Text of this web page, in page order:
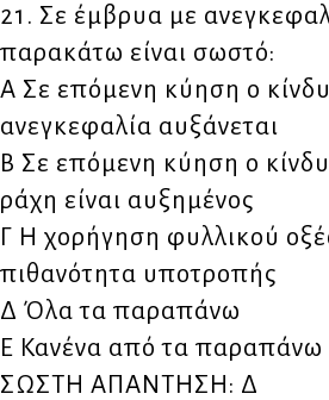
21. Σε έμβρυα με
παρακάτω είναι σωστό:
Α Σε επόμενη κύηση ο
ανεγκεφαλία αυξάνεται
Β Σε επόμενη κύηση ο
ράχη είναι αυξημένος
Γ Η χορήγηση φυλλικού
πιθανότητα υποτροπής
Δ Όλα τα παραπάνω
Ε Κανένα από τα παραπάνω
ΣΩΣΤΗ ΑΠΑΝΤΗΣΗ: Δ